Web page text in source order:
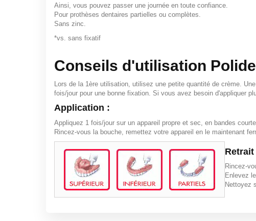
Ainsi, vous pouvez passer une journée en toute confiance.
Pour prothèses dentaires partielles ou complètes.
Sans zinc.
*vs. sans fixatif
Conseils d'utilisation
Lors de la 1ère utilisation, utilisez une petite quantité de crème.
fois/jour pour une bonne fixation. Si vous avez besoin d'appliquer
Application :
Appliquez 1 fois/jour sur un appareil propre et sec, en bandes
Rincez-vous la bouche, remettez votre appareil en le maintenant
Retrait
Rincez-
Enlevez
Nettoyez